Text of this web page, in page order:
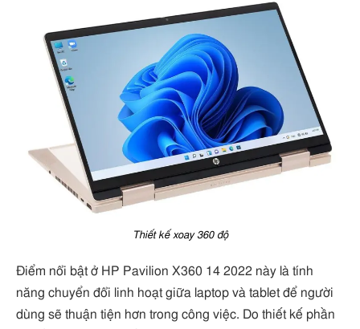
Thiết kế xoay 360 độ
Điểm nổi bật ở HP Pavilion X360 14 2022 này là tính
năng chuyển đổi linh hoạt giữa laptop và tablet để người
dùng sẽ thuận tiện hơn trong công việc. Do thiết kế phần